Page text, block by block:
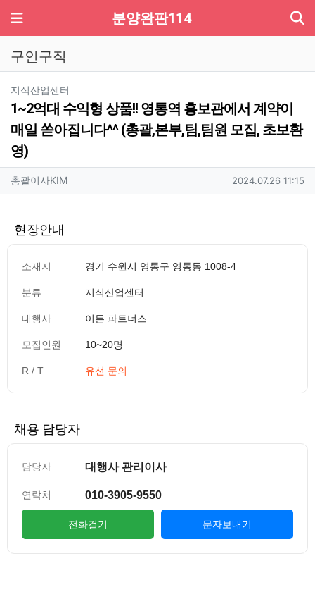
메뉴 분양완판114
구인구직
지식산업센터
1~2억대 수익형 상품!! 영통역 홍보관에서 계약이
매일 쏟아집니다^^ (총괄,본부,팀,팀원 모집, 초보환
영)
작성자 정보
총괄이사KIM작성 작성일
2024.07.26 11:15
현장안내
소재지 경기 수원시 영통구 영통동 1008-4
분류 지식산업센터
대행사 이든 파트너스
모집인원 10~20명
R / T 유선 문의
채용 담당자
담당자 대행사 관리이사
연락처 010-3905-9550
전화걸기 문자보내기